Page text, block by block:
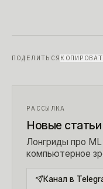
ПОДЕЛИТЬСЯ
РАССЫЛКА
Новые
Лонгриды про
компьютерное
Канал в